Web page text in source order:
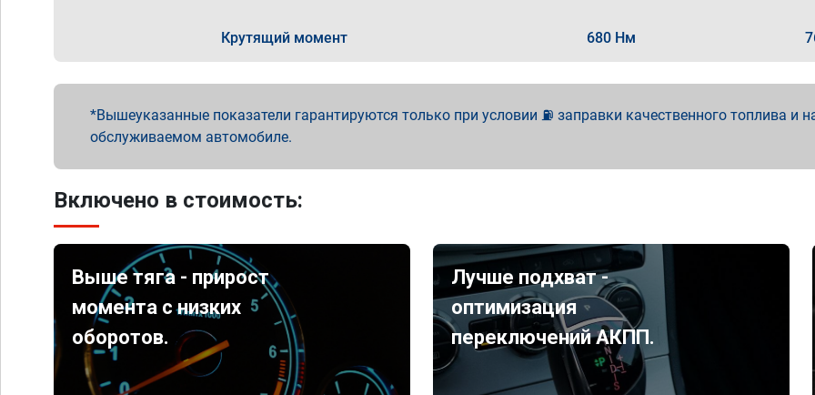
Крутящий момент 680 Нм
Вышеуказанные показатели гарантируются только при условии ⛽ заправки качественного топлива и
обслуживаемом автомобиле.
Включено в стоимость:
Выше тяга - прирост
момента с низких
оборотов.
Лучше подхват -
оптимизация
переключений АКПП.